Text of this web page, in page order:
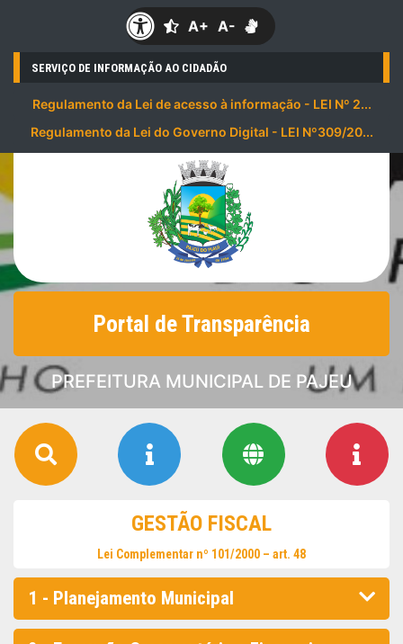
A+ A-
SERVIÇO DE INFORMAÇÃO AO CIDADÃO
Regulamento da Lei de acesso à informação - LEI Nº 2...
Regulamento da Lei do Governo Digital - LEI Nº309/20...
Portal de Transparência
PREFEITURA MUNICIPAL DE PAJEU
GESTÃO FISCAL
Lei Complementar nº 101/2000 – art. 48
1 - Planejamento Municipal